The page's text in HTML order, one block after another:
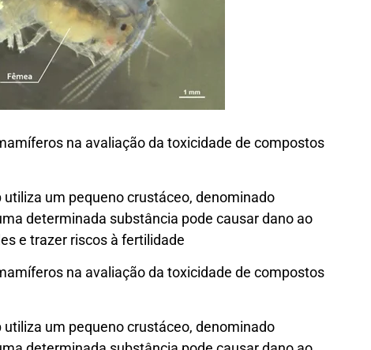
na avaliação da toxicidade de compostos
um pequeno crustáceo, denominado
determinada substância pode causar dano ao
e trazer riscos à fertilidade
na avaliação da toxicidade de compostos
um pequeno crustáceo, denominado